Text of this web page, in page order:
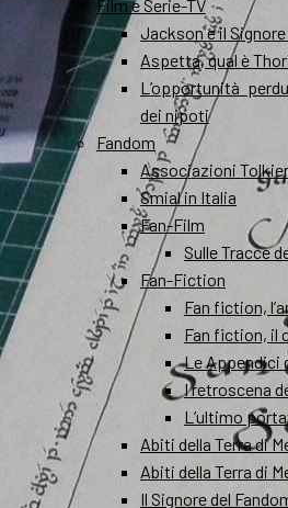
Film e Serie-TV
Jackson e il
Aspetta, qual è
L’opportunità
dei nipoti
Fandom
Associazioni
Smial in Italia
Fan-Film
Sulle Tracce
Fan-Fiction
Fan fiction,
Fan fiction, il
Le Appendici
I retroscena
L’ultimo
Abiti della Terra di
Abiti della Terra di
Il Signore del